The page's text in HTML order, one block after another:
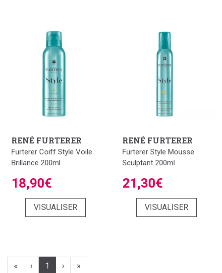
RENÉ FURTERER
Furterer Coiff Style Voile
Brillance 200ml
18,90€
VISUALISER
RENÉ FURTERER
Furterer Style Mousse
Sculptant 200ml
21,30€
VISUALISER
« ‹ 1 › »